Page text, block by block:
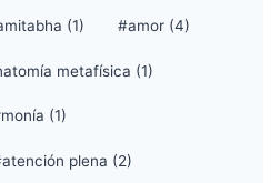
(1) #amor (4)
metafísica (1)
(1)
plena (2)